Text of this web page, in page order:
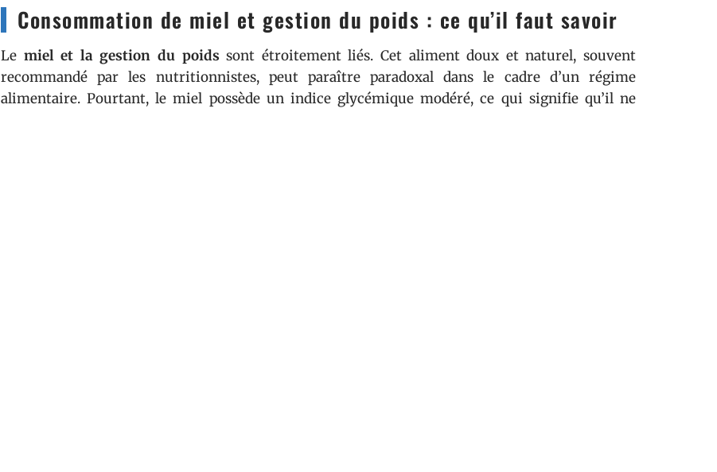
Consommation de miel et gestion du poids : ce qu’il faut savoir
Le miel et la gestion du poids sont étroitement liés. Cet aliment doux et naturel, souvent
recommandé par les nutritionnistes, peut paraître paradoxal dans le cadre d’un régime
alimentaire. Pourtant, le miel possède un indice glycémique modéré, ce qui signifie qu’il ne